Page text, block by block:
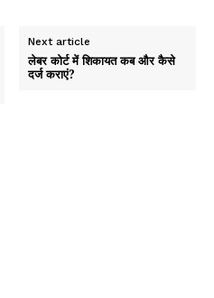
Next article
लेबर कोर्ट में शिकायत कब और कैसे
दर्ज कराएं?